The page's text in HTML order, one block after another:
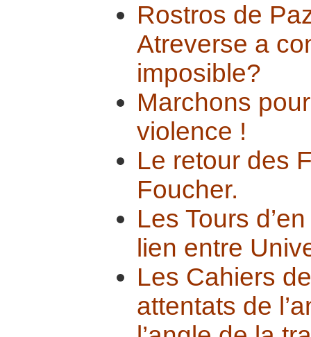
Rostros de
Atreverse a
imposible?
Marchons
violence !
Le retour des
Foucher.
Les Tours
lien entre
Les Cahiers
attentats de